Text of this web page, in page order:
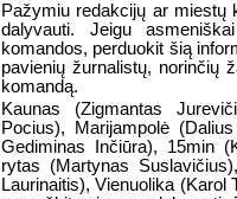
Pažymiu redakcijų ar miestų
dalyvauti. Jeigu
komandos, perduokit šią
pavienių žurnalistų, norinčių
komandą.
Kaunas (Zigmantas
Pocius), Marijampolė
Gediminas Inčiūra), 15min
rytas (Martynas
Laurinaitis), Vienuolika